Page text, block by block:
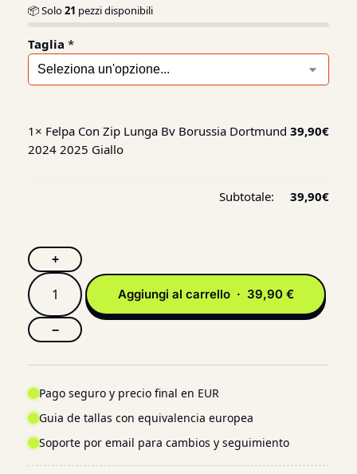
📦 Solo21 pezzi disponibili
Taglia *
1× Felpa Con Zip Lunga Bv Borussia Dortmund
2024 2025 Giallo
39,90€
Subtotale: 39,90€
+
−
Aggiungi al carrello · 39,90 €
Pago seguro y precio final en EUR
Guia de tallas con equivalencia europea
Soporte por email para cambios y seguimiento